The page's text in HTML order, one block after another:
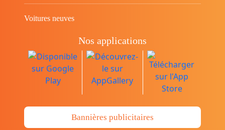
Voitures neuves
Nos applications
Bannières publicitaires